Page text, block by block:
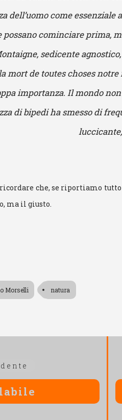
dell’uomo come
possano cominciare prima,
sedicente
mort de toutes choses
importanza. Il mondo
di bipedi ha smesso di
che, se riportiamo
ma il giusto.
Morselli natura
precedente: